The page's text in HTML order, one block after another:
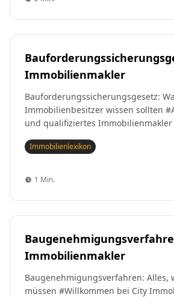
Immobilienmakler
Bauforderungssicherungsgesetz:
Immobilienbesitzer wissen sollten
und qualifiziertes
Immobilienlexikon
1 Min.
Immobilienmakler
Baugenehmigungsverfahren: Alles,
müssen #Willkommen bei City